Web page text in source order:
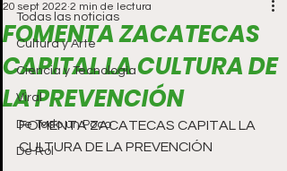
Todas las noticias
Cultura y Arte
Ciencia y Tecnología
Viral
De Todo un Poco
De Rol
FOMENTA ZACATECAS
CAPITAL LA CULTURA DE
LA PREVENCIÓN
20 sept 2022 2 min de lectura
FOMENTA ZACATECAS CAPITAL LA
CULTURA DE LA PREVENCIÓN